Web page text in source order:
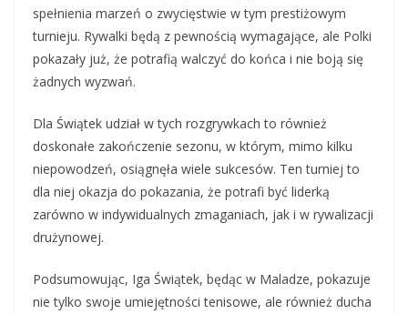
spełnienia marzeń o zwycięstwie w tym prestiżowym
turnieju. Rywalki będą z pewnością wymagające, ale Polki
pokazały już, że potrafią walczyć do końca i nie boją się
żadnych wyzwań.
Dla Świątek udział w tych rozgrywkach to również
doskonałe zakończenie sezonu, w którym, mimo kilku
niepowodzeń, osiągnęła wiele sukcesów. Ten turniej to
dla niej okazja do pokazania, że potrafi być liderką
zarówno w indywidualnych zmaganiach, jak i w rywalizacji
drużynowej.
Podsumowując, Iga Świątek, będąc w Maladze, pokazuje
nie tylko swoje umiejętności tenisowe, ale również ducha